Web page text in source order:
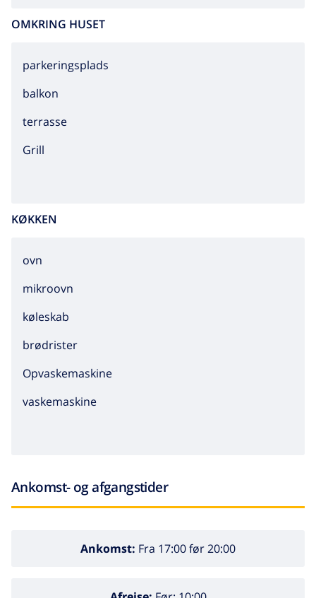
OMKRING HUSET
parkeringsplads
balkon
terrasse
grill
KØKKEN
ovn
mikroovn
køleskab
brødrister
Opvaskemaskine
vaskemaskine
Ankomst- og afgangstider
Ankomst: Fra 17:00 før 20:00